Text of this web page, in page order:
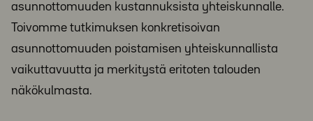
asunnottomuuden kustannuksista yhteiskunnalle.
Toivomme tutkimuksen konkretisoivan
asunnottomuuden poistamisen yhteiskunnallista
vaikuttavuutta ja merkitystä eritoten talouden
näkökulmasta.